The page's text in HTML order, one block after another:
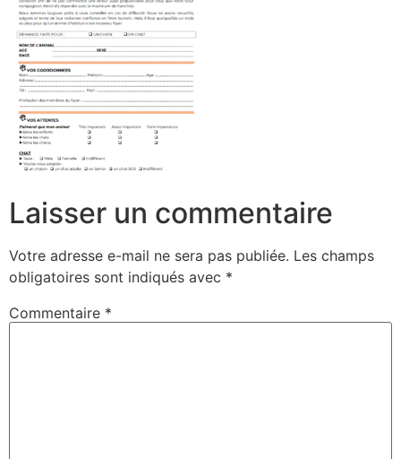
Laisser un commentaire
Votre adresse e-mail ne sera pas publiée. Les champs
obligatoires sont indiqués avec *
Commentaire *